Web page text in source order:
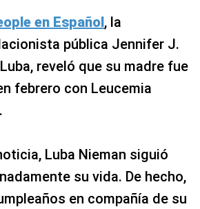
en Español, la
pública Jennifer J.
reveló que su madre fue
febrero con Leucemia
Luba Nieman siguió
su vida. De hecho,
en compañía de su